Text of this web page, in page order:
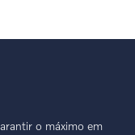
o máximo em